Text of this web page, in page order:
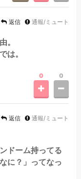
返信 通報/ミュート
。
は。
0 0
返信 通報/ミュート
ドーム持ってる
に？」ってなっ